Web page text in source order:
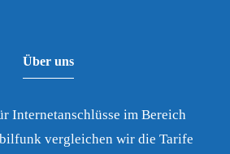
Über uns
Internetanschlüsse im Bereich
vergleichen wir die Tarife